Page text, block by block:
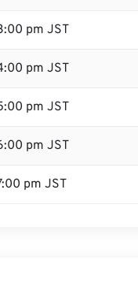
pm JST
pm JST
pm JST
pm JST
pm JST